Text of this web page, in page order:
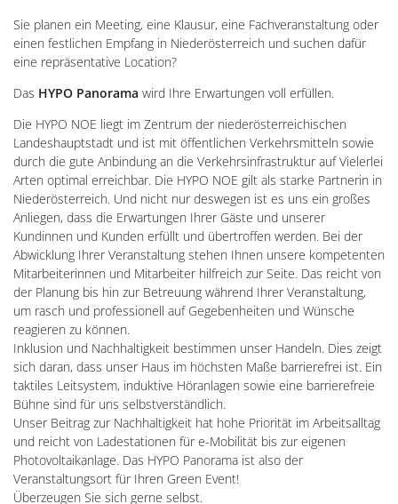
Sie planen ein Meeting, eine Klausur, eine Fachveranstaltung oder
einen festlichen Empfang in Niederösterreich und suchen dafür
eine repräsentative Location?
Das HYPO Panorama wird Ihre Erwartungen voll erfüllen.
Die HYPO NOE liegt im Zentrum der niederösterreichischen
Landeshauptstadt und ist mit öffentlichen Verkehrsmitteln sowie
durch die gute Anbindung an die Verkehrsinfrastruktur auf Vielerlei
Arten optimal erreichbar. Die HYPO NOE gilt als starke Partnerin in
Niederösterreich. Und nicht nur deswegen ist es uns ein großes
Anliegen, dass die Erwartungen Ihrer Gäste und unserer
Kundinnen und Kunden erfüllt und übertroffen werden. Bei der
Abwicklung Ihrer Veranstaltung stehen Ihnen unsere kompetenten
Mitarbeiterinnen und Mitarbeiter hilfreich zur Seite. Das reicht von
der Planung bis hin zur Betreuung während Ihrer Veranstaltung,
um rasch und professionell auf Gegebenheiten und Wünsche
reagieren zu können.
Inklusion und Nachhaltigkeit bestimmen unser Handeln. Dies zeigt
sich daran, dass unser Haus im höchsten Maße barrierefrei ist. Ein
taktiles Leitsystem, induktive Höranlagen sowie eine barrierefreie
Bühne sind für uns selbstverständlich.
Unser Beitrag zur Nachhaltigkeit hat hohe Priorität im Arbeitsalltag
und reicht von Ladestationen für e-Mobilität bis zur eigenen
Photovoltaikanlage. Das HYPO Panorama ist also der
Veranstaltungsort für Ihren Green Event!
Überzeugen Sie sich gerne selbst.